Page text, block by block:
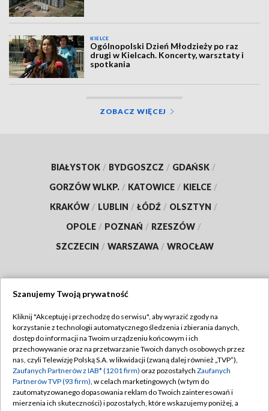
KIELCE
Ogólnopolski Dzień Młodzieży po raz
drugi w Kielcach. Koncerty, warsztaty i
spotkania
ZOBACZ WIĘCEJ
BIAŁYSTOK / BYDGOSZCZ / GDAŃSK /
GORZÓW WLKP. / KATOWICE / KIELCE /
KRAKÓW / LUBLIN / ŁÓDŹ / OLSZTYN /
OPOLE / POZNAŃ / RZESZÓW /
SZCZECIN / WARSZAWA / WROCŁAW
TVP
Abonament TVP
Emisja w TVP
Centrum informacji TVP
Naziemna Telewizja Cyfrowa
Regulamin TVP
Polityka prywatności
Moje zgody
Szanujemy Twoją prywatność
Kliknij "Akceptuję i przechodzę do serwisu", aby wyrazić zgody na
korzystanie z technologii automatycznego śledzenia i zbierania danych,
dostęp do informacji na Twoim urządzeniu końcowym i ich
przechowywanie oraz na przetwarzanie Twoich danych osobowych przez
nas, czyli Telewizję Polską S.A. w likwidacji (zwaną dalej również „TVP”),
Zaufanych Partnerów z IAB* (1201 firm) oraz pozostałych Zaufanych
Partnerów TVP (93 firm), w celach marketingowych (w tym do
zautomatyzowanego dopasowania reklam do Twoich zainteresowań i
mierzenia ich skuteczności) i pozostałych, które wskazujemy poniżej, a